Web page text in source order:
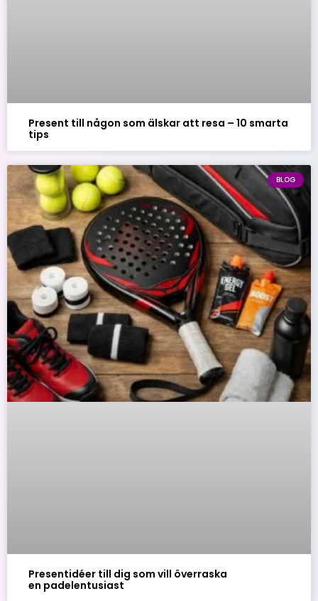
Present till någon som älskar att resa – 10 smarta
tips
BLOG
Presentidéer till dig som vill överraska
en padelentusiast